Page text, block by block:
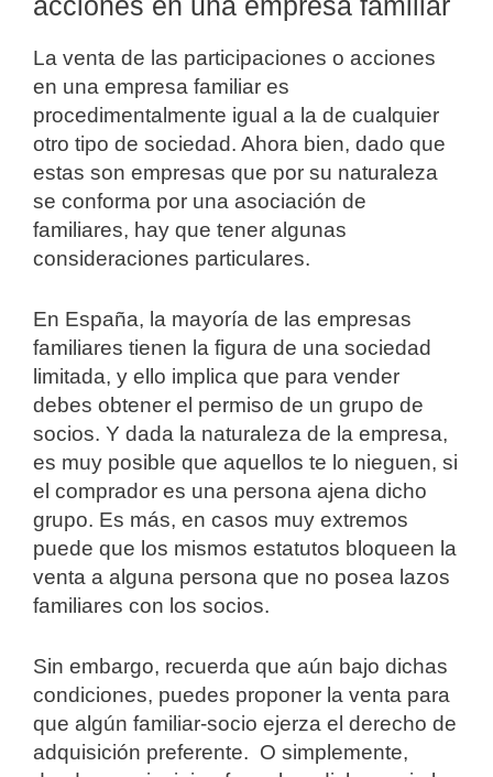
La venta de las participaciones o acciones
en una empresa familiar es
procedimentalmente igual a la de cualquier
otro tipo de sociedad. Ahora bien, dado que
estas son empresas que por su naturaleza
se conforma por una asociación de
familiares, hay que tener algunas
consideraciones particulares.
En España, la mayoría de las empresas
familiares tienen la figura de una sociedad
limitada, y ello implica que para vender
debes obtener el permiso de un grupo de
socios. Y dada la naturaleza de la empresa,
es muy posible que aquellos te lo nieguen, si
el comprador es una persona ajena dicho
grupo. Es más, en casos muy extremos
puede que los mismos estatutos bloqueen la
venta a alguna persona que no posea lazos
familiares con los socios.
Sin embargo, recuerda que aún bajo dichas
condiciones, puedes proponer la venta para
que algún familiar-socio ejerza el derecho de
adquisición preferente. O simplemente,